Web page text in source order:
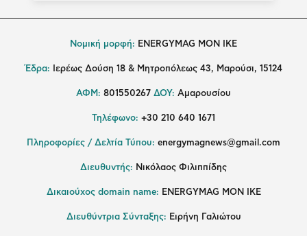
Νομική μορφή: ENERGYMAG MON IKE
Έδρα: Ιερέως Δούση 18 & Μητροπόλεως 43, Μαρούσι, 15124
ΑΦΜ: 801550267 ΔΟΥ: Αμαρουσίου
Τηλέφωνο: +30 210 640 1671
Πληροφορίες / Δελτία Τύπου: energymagnews@gmail.com
Διευθυντής: Νικόλαος Φιλιππίδης
Δικαιούχος domain name: ENERGYMAG ΜΟΝ ΙΚΕ
Διευθύντρια Σύνταξης: Ειρήνη Γαλιώτου